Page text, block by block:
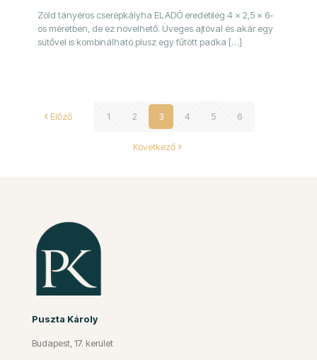
Zöld tányéros cserépkályha ELADÓ eredetileg 4 x 2,5 x 6-
os méretben, de ez növelhető. Üveges ajtóval és akár egy
sütővel is kombinálható plusz egy fűtött padka […]
Előző 1 2 3 4 5 6
Következő
Puszta Károly
Budapest, 17. kerület